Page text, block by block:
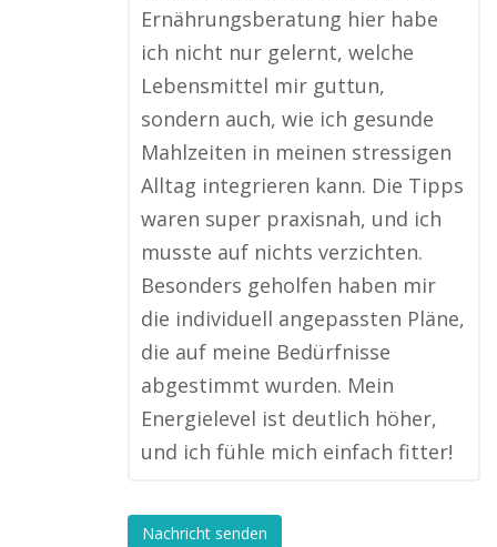
Ernährungsberatung hier habe
ich nicht nur gelernt, welche
Lebensmittel mir guttun,
sondern auch, wie ich gesunde
Mahlzeiten in meinen stressigen
Alltag integrieren kann. Die Tipps
waren super praxisnah, und ich
musste auf nichts verzichten.
Besonders geholfen haben mir
die individuell angepassten Pläne,
die auf meine Bedürfnisse
abgestimmt wurden. Mein
Energielevel ist deutlich höher,
und ich fühle mich einfach fitter!
Nachricht senden